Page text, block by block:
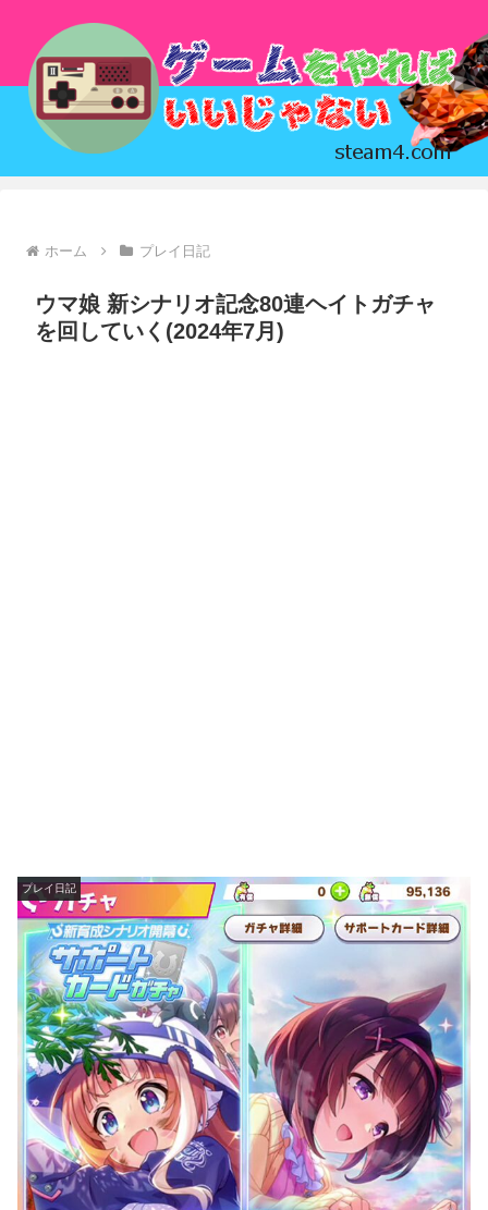
ホーム プレイ日記
ウマ娘 新シナリオ記念80連ヘイトガチャ
を回していく(2024年7月)
プレイ日記